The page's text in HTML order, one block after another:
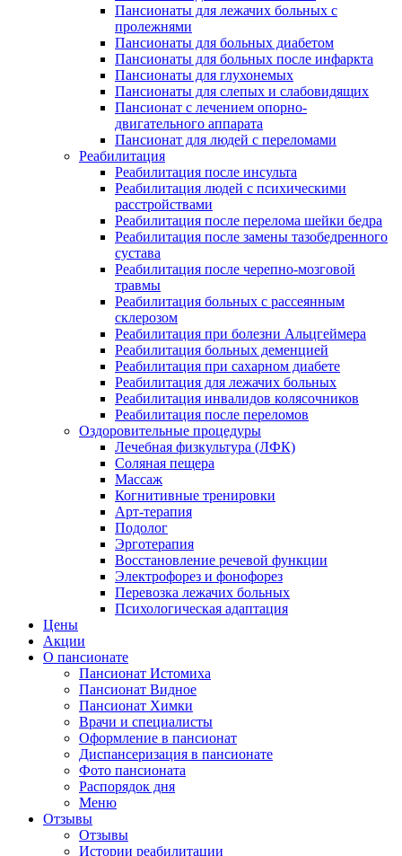
Пансионаты для лежачих больных с
пролежнями
Пансионаты для больных диабетом
Пансионаты для больных после инфаркта
Пансионаты для глухонемых
Пансионаты для слепых и слабовидящих
Пансионат с лечением опорно-
двигательного аппарата
Пансионат для людей с переломами
Реабилитация
Реабилитация после инсульта
Реабилитация людей с психическими
расстройствами
Реабилитация после перелома шейки бедра
Реабилитация после замены тазобедренного
сустава
Реабилитация после черепно-мозговой
травмы
Реабилитация больных с рассеянным
склерозом
Реабилитация при болезни Альцгеймера
Реабилитация больных деменцией
Реабилитация при сахарном диабете
Реабилитация для лежачих больных
Реабилитация инвалидов колясочников
Реабилитация после переломов
Оздоровительные процедуры
Лечебная физкультура (ЛФК)
Соляная пещера
Массаж
Когнитивные тренировки
Арт-терапия
Подолог
Эрготерапия
Восстановление речевой функции
Электрофорез и фонофорез
Перевозка лежачих больных
Психологическая адаптация
Цены
Акции
О пансионате
Пансионат Истомиха
Пансионат Видное
Пансионат Химки
Врачи и специалисты
Оформление в пансионат
Диспансеризация в пансионате
Фото пансионата
Распорядок дня
Меню
Отзывы
Отзывы
Истории реабилитации